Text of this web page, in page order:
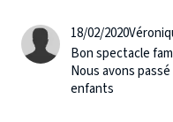
18/02/2020
Bon spectacle
Nous avons
enfants